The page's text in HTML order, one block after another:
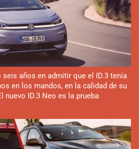
años en admitir que el ID.3 tenía
en los mandos, en la calidad de su
nuevo ID.3 Neo es la prueba